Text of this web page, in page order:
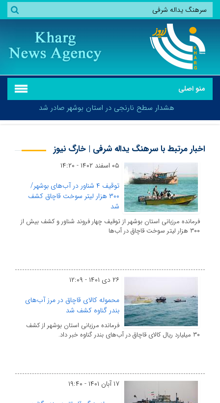
منو اصلی
هشدار سطح نارنجی در استان بوشهر صادر شد
هشدار سطح نارنجی در استان بوشهر صادر شد
اخبار مرتبط با سرهنگ یداله شرفی | خارگ نیوز
۰۵ اسفند ۱۴۰۲ - ۱۴:۲۰
توقیف ۴ شناور در آب‌های بوشهر/
۳۰۰ هزار لیتر سوخت قاچاق کشف
شد
فرمانده مرزبانی استان بوشهر از توقیف چهار فروند شناور و کشف بیش از
۳۰۰ هزار لیتر سوخت قاچاق در آب‌ها
۲۶ دی ۱۴۰۱ - ۱۲:۰۹
محموله کالای قاچاق در مرز آب‌های
بندر گناوه کشف شد
فرمانده مرزبانی استان بوشهر از کشف
۳۰ میلیارد ریال کالای قاچاق در آب‌های بندر گناوه خبر داد.
۱۷ آبان ۱۴۰۱ - ۱۹:۴۰